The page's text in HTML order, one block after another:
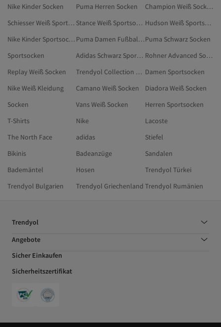
Nike Kinder Socken
Puma Herren Socken
Champion Weiß Socken
Schiesser Weiß Sportsocken
Stance Weiß Sportsocken
Hudson Weiß Sportsocken
Nike Kinder Sportsocken
Puma Damen FußballsockenPuma Schwarz Socken
Sportsocken
Adidas Schwarz Sportsocken
Rohner Advanced Socks Weiß Sportbekleidung
Replay Weiß Socken
Trendyol Collection Ecru Sportsocken Damen Sportsocken
Nike Weiß Kleidung
Camano Weiß Socken
Diadora Weiß Socken
Socken
Vans Weiß Socken
Herren Sportsocken
T-Shirts
Nike
Lacoste
The North Face
adidas
Stiefel
Bikinis
Badeanzüge
Sandalen
Bademäntel
Hosen
Trendyol Türkei
Trendyol Bulgarien
Trendyol Griechenland Trendyol Rumänien
Trendyol
Angebote
Sicher Einkaufen
Sicherheitszertifikat